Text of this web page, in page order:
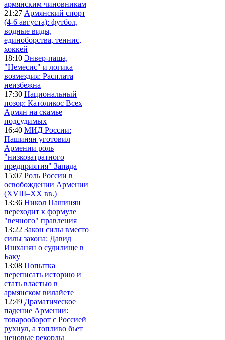
армянским чиновникам
21:27 Армянский спорт
(4-6 августа): футбол,
водные виды,
единоборства, теннис,
хоккей
18:10 Энвер-паша,
"Немесис" и логика
возмездия: Расплата
неизбежна
17:30 Национальный
позор: Католикос Всех
Армян на скамье
подсудимых
16:40 МИД России:
Пашинян уготовил
Армении роль
"низкозатратного
предприятия" Запада
15:07 Роль России в
освобождении Армении
(XVIII–XX вв.)
13:36 Никол Пашинян
переходит к формуле
"вечного" правления
13:22 Закон силы вместо
силы закона: Давид
Ишханян о судилище в
Баку
13:08 Попытка
переписать историю и
стать властью в
армянском вилайете
12:49 Драматическое
падение Армении:
товарооборот с Россией
рухнул, а топливо бьет
ценовые рекорды